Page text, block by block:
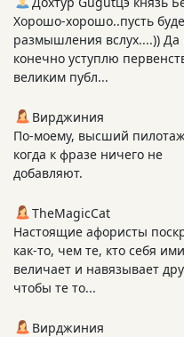
Хорошо-хорошо..пусть
размышления вслух....)) Да
конечно уступлю
великим публ...
Вирджиния
По-моему, высший
когда к фразе ничего не
добавляют.
TheMagicCat
Настоящие афористы
как-то, чем те, кто себя ими
величает и навязывает
чтобы те то...
Вирджиния